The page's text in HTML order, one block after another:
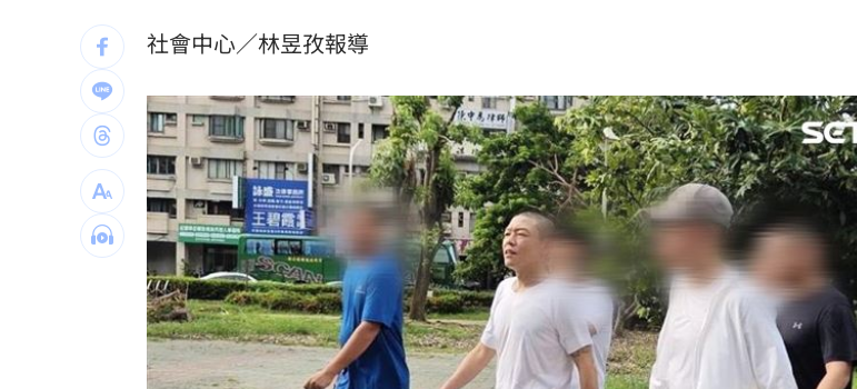
AKIRA父親節來台 兒子學林志玲甜喊加油
新／救生員硬要下水 遺體外木山海域尋獲 15:30
每天1杯手搖飲消暑？醫：1習慣害越喝越累 15:30
中美制裁戰川習會恐生變？北京還有大招 15:29
台灣富婆也曾花重金 和當紅男神木桶共浴 15:29
重電股／東元簽下這合約 利多曝光 15:28
社會中心／林昱孜報導